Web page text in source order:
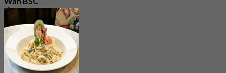
263 已預訂
起 RM 92.5